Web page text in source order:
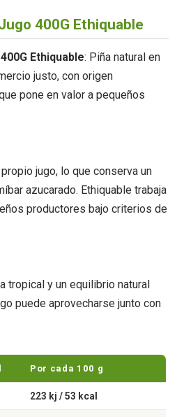
400G Ethiquable
Ethiquable: Piña natural en
justo, con origen
pone en valor a pequeños
jugo, lo que conserva un
azucarado. Ethiquable trabaja
productores bajo criterios de
tropical y un equilibrio natural
puede aprovecharse junto con
Por cada 100 g
223 kj / 53 kcal